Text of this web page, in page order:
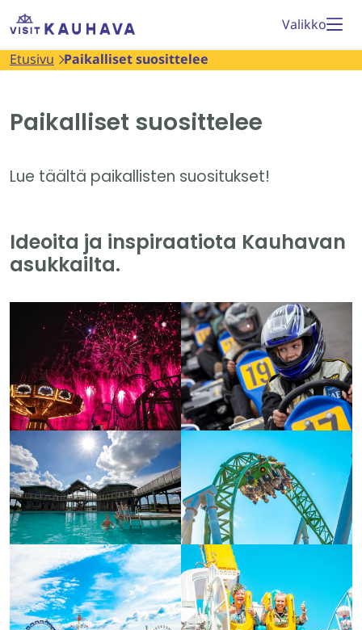
Siirry
Etusivu
Valikko
Etusivu Paikalliset suosittelee
Paikalliset suosittelee
Lue täältä paikallisten suositukset!
Ideoita ja inspiraatiota Kauhavan
asukkailta.